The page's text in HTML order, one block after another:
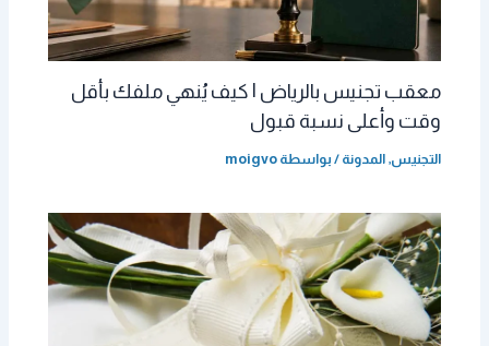
معقب تجنيس بالرياض | كيف يُنهي ملفك بأقل
وقت وأعلى نسبة قبول
التجنيس,المدونة / بواسطة moigvo